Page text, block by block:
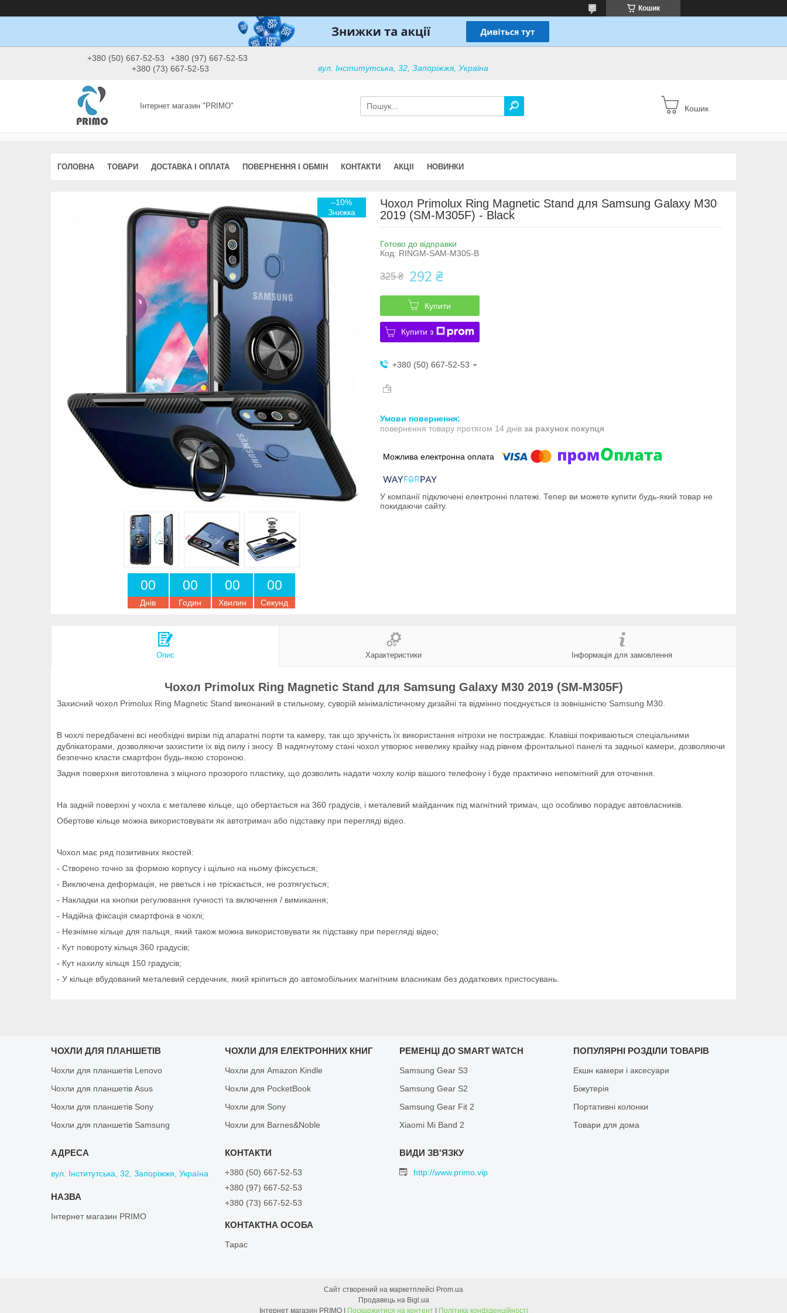
Кошик
+380 (50) 667-52-53
+380 (97) 667-52-53
+380 (73) 667-52-53
вул. Інститутська, 32, Запоріжжя, Україна
Інтернет магазин "PRIMO" Кошик
ГОЛОВНА ТОВАРИ ДОСТАВКА І ОПЛАТА ПОВЕРНЕННЯ І ОБМІН КОНТАКТИ АКЦІІ НОВИНКИ
–10%
00
Днів
00
Годин
00
Хвилин
00
Секунд
Чохол Primolux Ring Magnetic Stand для Samsung Galaxy M30
2019 (SM-M305F) - Black
Готово до відправки
Код: RINGM-SAM-M305-B
325 ₴ 292 ₴
Купити
Купити з
+380 (50) 667-52-53
повернення товару протягом 14 днів за рахунок покупця
У компанії підключені електронні платежі. Тепер ви можете купити будь-який товар не
покидаючи сайту.
Опис Характеристики Інформація для замовлення
Чохол Primolux Ring Magnetic Stand для Samsung Galaxy M30 2019 (SM-M305F)
Захисний чохол Primolux Ring Magnetic Stand виконаний в стильному, суворій мінімалістичному дизайні та відмінно поєднується із зовнішністю Samsung M30.
В чохлі передбачені всі необхідні вирізи під апаратні порти та камеру, так що зручність їх використання нітрохи не постраждає. Клавіші покриваються спеціальними
дублікаторами, дозволяючи захистити їх від пилу і зносу. В надягнутому стані чохол утворює невелику крайку над рівнем фронтальної панелі та задньої камери, дозволяючи
безпечно класти смартфон будь-якою стороною.
Задня поверхня виготовлена з міцного прозорого пластику, що дозволить надати чохлу колір вашого телефону і буде практично непомітний для оточення.
На задній поверхні у чохла є металеве кільце, що обертається на 360 градусів, і металевий майданчик під магнітний тримач, що особливо порадує автовласників.
Обертове кільце можна використовувати як автотримач або підставку при перегляді відео.
Чохол має ряд позитивних якостей:
- Створено точно за формою корпусу і щільно на ньому фіксується;
- Виключена деформація, не рветься і не тріскається, не розтягується;
- Накладки на кнопки регулювання гучності та включення / вимикання;
- Надійна фіксація смартфона в чохлі;
- Незнімне кільце для пальця, який також можна використовувати як підставку при перегляді відео;
- Кут повороту кільця 360 градусів;
- Кут нахилу кільця 150 градусів;
- У кільце вбудований металевий сердечник, який кріпиться до автомобільних магнітним власникам без додаткових пристосувань.
ЧОХЛИ ДЛЯ ПЛАНШЕТІВ
Чохли для планшетів Lenovo
Чохли для планшетів Asus
Чохли для планшетів Sony
Чохли для планшетів Samsung
ЧОХЛИ ДЛЯ ЕЛЕКТРОННИХ КНИГ
Чохли для Amazon Kindle
Чохли для PocketBook
Чохли для Sony
Чохли для Barnes&Noble
РЕМЕНЦІ ДО SMART WATCH
Samsung Gear S3
Samsung Gear S2
Samsung Gear Fit 2
Xiaomi Mi Band 2
ПОПУЛЯРНІ РОЗДІЛИ ТОВАРІВ
Екшн камери і аксесуари
Біжутерія
Портативні колонки
Товари для дома
вул. Інститутська, 32, Запоріжжя, Україна
Інтернет магазин PRIMO
+380 (50) 667-52-53
+380 (97) 667-52-53
+380 (73) 667-52-53
Тарас
http://www.primo.vip
Сайт створений на маркетплейсі Prom.ua
Продавець на Bigl.ua
Інтернет магазин PRIMO | Поскаржитися на контент | Політика конфіденційності